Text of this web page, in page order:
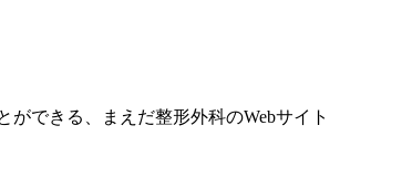
できる、まえだ整形外科のWebサイト